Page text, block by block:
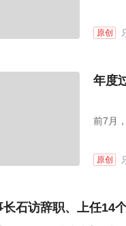
原创
年度
前7月
原创
石访辞职、上任14